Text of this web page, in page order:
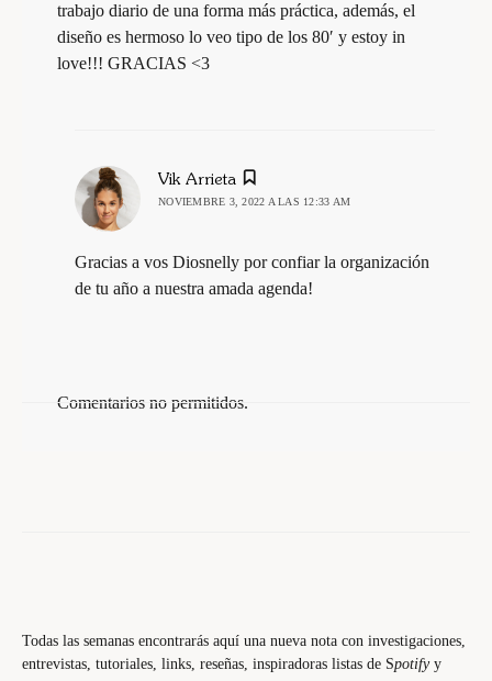
trabajo diario de una forma más práctica, además, el
diseño es hermoso lo veo tipo de los 80′ y estoy in
love!!! GRACIAS <3
Vik Arrieta
NOVIEMBRE 3, 2022 A LAS 12:33 AM
Gracias a vos Diosnelly por confiar la organización
de tu año a nuestra amada agenda!
Comentarios no permitidos.
Todas las semanas encontrarás aquí una nueva nota con investigaciones,
entrevistas, tutoriales, links, reseñas, inspiradoras listas de Spotify y